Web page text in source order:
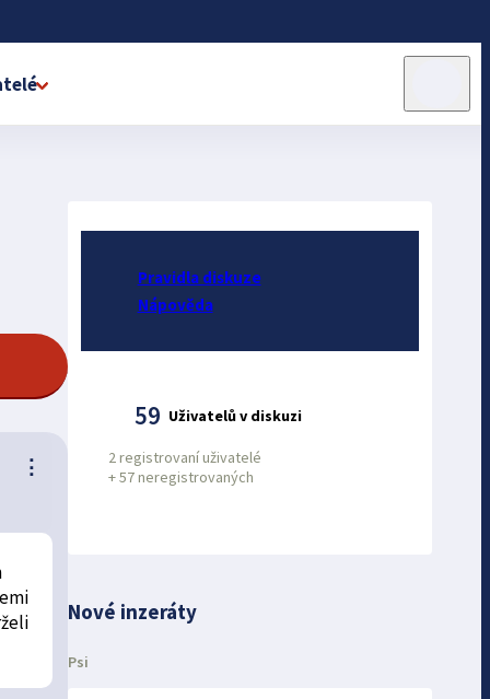
⋮
Pravidla diskuze
Nápověda
59 Uživatelů v diskuzi
2 registrovaní uživatelé
+57 neregistrovaných
Nové inzeráty
Psi